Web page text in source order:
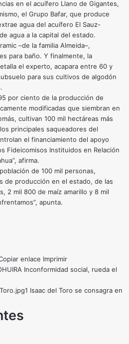
en el acuífero Llano de Gigantes,
el Grupo Bafar, que produce
agua del acuífero El Sauz-
agua a la capital del estado.
–de la familia Almeida–,
para baño. Y finalmente, la
el experto, acapara entre 60 y
para sus cultivos de algodón
por ciento de la producción de
modificadas que siembran en
cultivan 100 mil hectáreas más
principales saqueadores del
el financiamiento del apoyo
Fideicomisos Instituidos en Relación
afirma.
de 100 mil personas,
de producción en el estado, de las
2 mil 800 de maíz amarillo y 8 mil
apunta.
enlace Imprimir
Inconformidad social, rueda el
Isaac del Toro se consagra en